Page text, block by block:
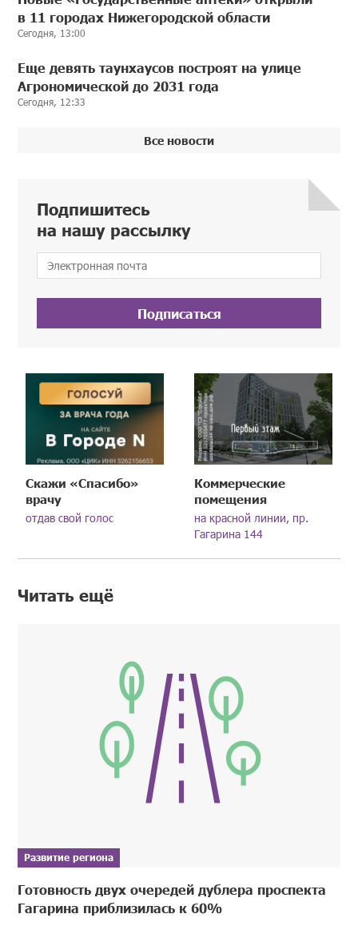
в 11 городах Нижегородской области
Сегодня, 13:00
Еще девять таунхаусов построят на улице
Агрономической до 2031 года
Сегодня, 12:33
Все новости
Подпишитесь
на нашу рассылку
Подписаться
Скажи «Спасибо»
врачу
отдав свой голос
Коммерческие
помещения
на красной линии, пр.
Гагарина 144
Читать ещё
Развитие региона
Готовность двух очередей дублера проспекта
Гагарина приблизилась к 60%